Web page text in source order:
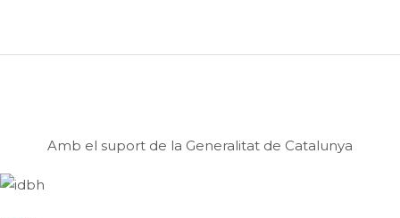
Amb el suport de la Generalitat de Catalunya